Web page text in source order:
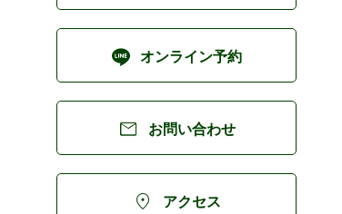
 オンライン予約
 お問い合わせ
 アクセス